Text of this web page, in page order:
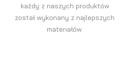
każdy z naszych produktów
został wykonany z najlepszych
materiałów.